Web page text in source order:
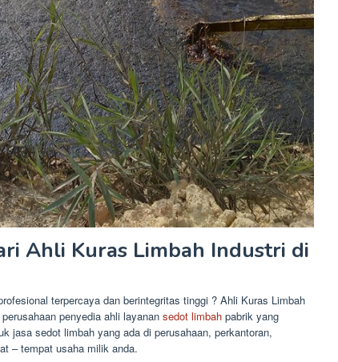
Ahli Kuras Limbah Industri di
terpercaya dan berintegritas tinggi ? Ahli Kuras Limbah
penyedia ahli layanan sedot limbah pabrik yang
jasa sedot limbah yang ada di perusahaan, perkantoran,
– tempat usaha milik anda.